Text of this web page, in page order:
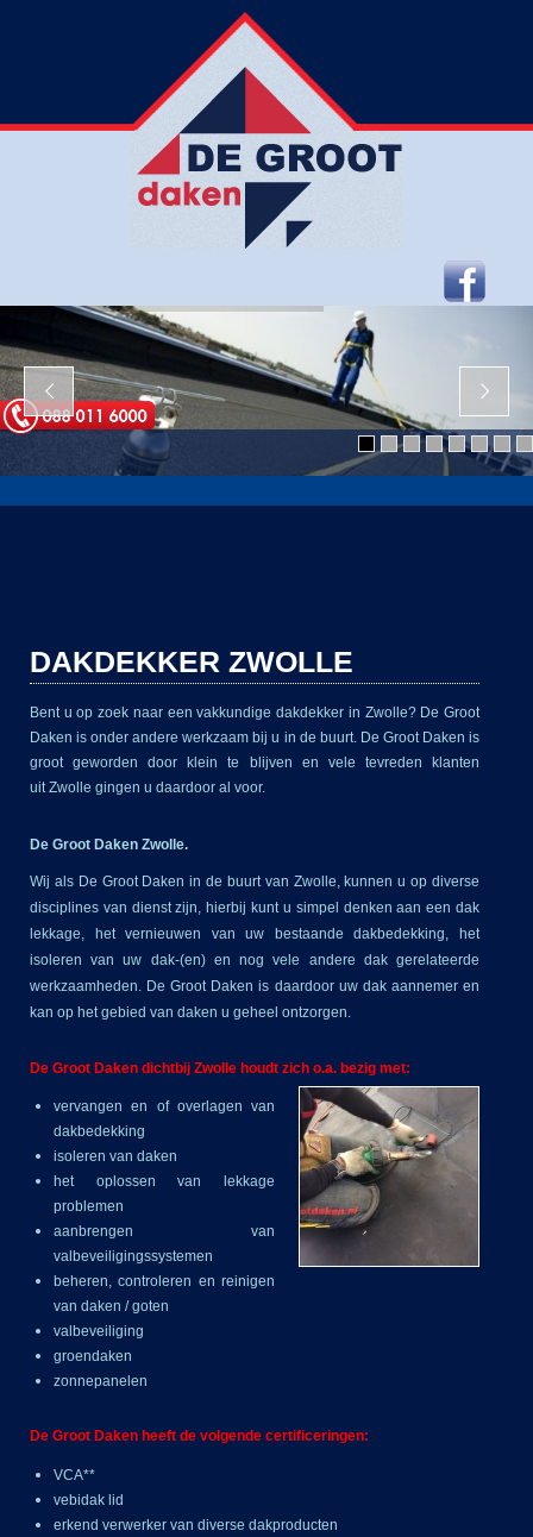
DAKDEKKER ZWOLLE
Bent u op zoek naar een vakkundige dakdekker in Zwolle? De Groot
Daken is onder andere werkzaam bij u in de buurt. De Groot Daken is
groot geworden door klein te blijven en vele tevreden klanten
uit Zwolle gingen u daardoor al voor.
De Groot Daken Zwolle.
Wij als De Groot Daken in de buurt van Zwolle, kunnen u op diverse
disciplines van dienst zijn, hierbij kunt u simpel denken aan een dak
lekkage, het vernieuwen van uw bestaande dakbedekking, het
isoleren van uw dak-(en) en nog vele andere dak gerelateerde
werkzaamheden. De Groot Daken is daardoor uw dak aannemer en
kan op het gebied van daken u geheel ontzorgen.
De Groot Daken dichtbij Zwolle houdt zich o.a. bezig met:
vervangen en of overlagen van
dakbedekking
isoleren van daken
het oplossen van lekkage
problemen
aanbrengen van
valbeveiligingssystemen
beheren, controleren en reinigen
van daken / goten
valbeveiliging
groendaken
zonnepanelen
​De Groot Daken heeft de volgende certificeringen:
VCA**
vebidak lid
erkend verwerker van diverse dakproducten